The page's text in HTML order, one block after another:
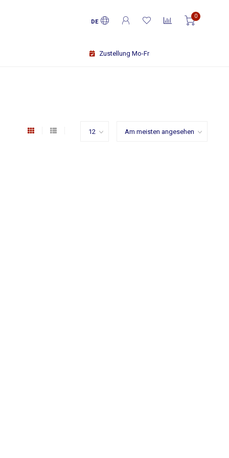
DE
0
Zustellung Mo-Fr